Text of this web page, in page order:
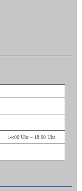
14:00 Uhr – 18:00 Uhr